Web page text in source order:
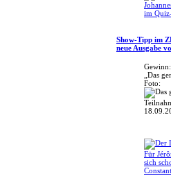
im
Show-Tipp im
neue Ausgabe
Gewinn:
„Das
Foto:
Für
sich